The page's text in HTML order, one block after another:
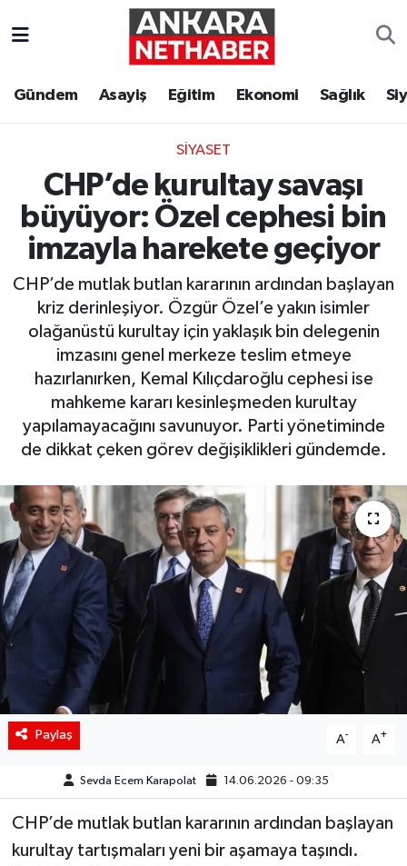
Gündem Asayiş Eğitim Ekonomi Sağlık
SIYASET
CHP’de kurultay savaşı
büyüyor: Özel cephesi bin
imzayla harekete geçiyor
CHP’de mutlak butlan kararının ardından başlayan
kriz derinleşiyor. Özgür Özel’e yakın isimler
olağanüstü kurultay için yaklaşık bin delegenin
imzasını genel merkeze teslim etmeye
hazırlanırken, Kemal Kılıçdaroğlu cephesi ise
mahkeme kararı kesinleşmeden kurultay
yapılamayacağını savunuyor. Parti yönetiminde
de dikkat çeken görev değişiklikleri gündemde.
Paylaş A- A+
Sevda Ecem Karapolat 14.06.2026 - 09:35
CHP’de mutlak butlan kararının ardından başlayan
kurultay tartışmaları yeni bir aşamaya taşındı.
Ekonomi
Gündem
Kim Kimdir Nereli
Resmi İlanlar
Sağlık
Siyaset
Spor
Teknoloji
Yaşam
Ankara Hava Durumu
Tüm Manşetler
Son Dakika Haberleri
Haber Arşivi